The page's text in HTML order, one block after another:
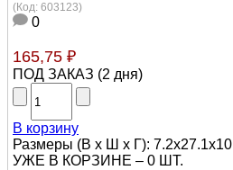
(Код: 603123)
0
165,75 ₽
ПОД ЗАКАЗ (2 дня)
В корзину
Размеры (В х Ш х Г): 7.2x27.1x10
УЖЕ В КОРЗИНЕ – 0 ШТ.